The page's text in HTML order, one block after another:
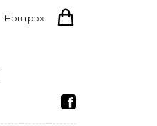
Нэвтрэх